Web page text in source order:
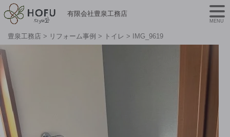
有限会社豊泉工務店
豊泉工務店 > リフォーム事例 > トイレ > IMG_9619
MENU